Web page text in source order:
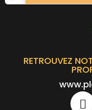
RETROUVEZ